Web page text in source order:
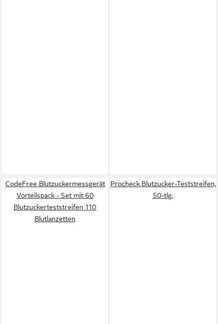
CodeFree Blutzuckermessgerät
Vorteilspack - Set mit 60
Blutzuckerteststreifen 110
Blutlanzetten
Procheck Blutzucker-Teststreifen,
50-tlg.